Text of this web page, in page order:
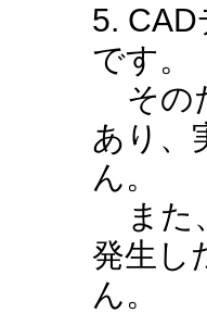
5.
です。
その
あり、
ん。
また
発生し
ん。